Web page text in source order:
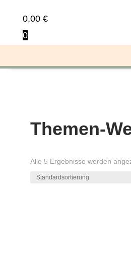
0,00 €
0
Themen-
Alle 5 Ergebnisse werden